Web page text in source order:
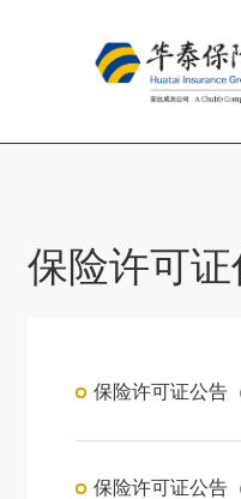
保险许可
保险许可证公告
保险许可证公告